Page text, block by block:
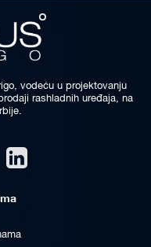
vodeću u projektovanju
rashladnih uređaja, na